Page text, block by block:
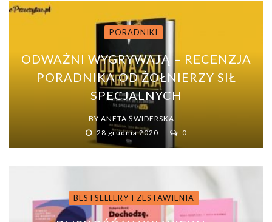
PORADNIKI
ODWAŻNI WYGRYWAJĄ – RECENZJA
PORADNIKA OD ŻOŁNIERZY SIŁ
SPECJALNYCH
BY ANETA ŚWIDERSKA
28 grudnia 2020
0
BESTSELLERY I ZESTAWIENIA